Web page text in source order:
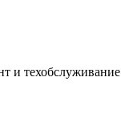
и техобслуживание